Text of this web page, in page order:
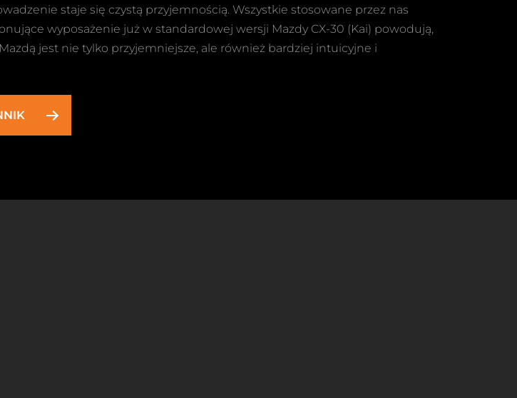
staje się czystą przyjemnością. Wszystkie stosowane przez nas
wyposażenie już w standardowej wersji Mazdy CX-30 (Kai) powodują,
jest nie tylko przyjemniejsze, ale również bardziej intuicyjne i